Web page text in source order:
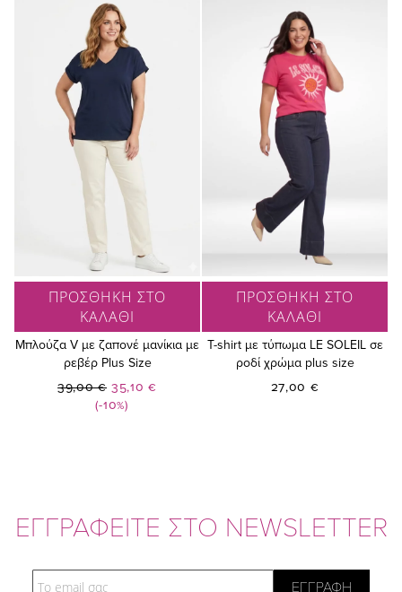
ΠΡΟΣΘΗΚΗ ΣΤΟ
ΚΑΛΑΘΙ
Μπλούζα V με ζαπονέ μανίκια με
ρεβέρ Plus Size
(-10%)
Ειδική
Τιμή
35,10 €
39,00 €
ΠΡΟΣΘΗΚΗ ΣΤΟ
ΚΑΛΑΘΙ
T-shirt με τύπωμα LE SOLEIL σε
ροδί χρώμα plus size
27,00 €
ΕΓΓΡΑΦΕΙΤΕ ΣΤΟ NEWSLETTER
ΕΓΓΡΑΦΗ